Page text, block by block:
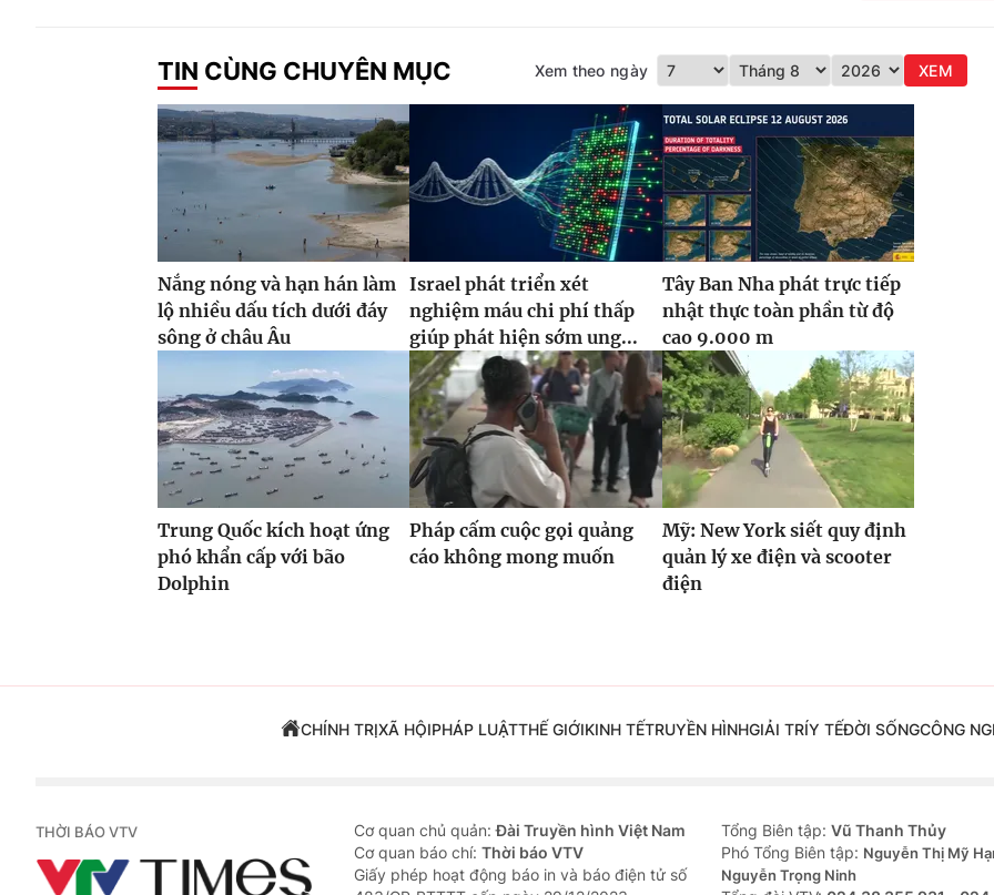
TIN CÙNG CHUYÊN MỤC Xem theo ngày XEM
Nắng nóng và hạn hán làm
lộ nhiều dấu tích dưới đáy
sông ở châu Âu
Israel phát triển xét
nghiệm máu chi phí thấp
giúp phát hiện sớm ung...
Tây Ban Nha phát trực tiếp
nhật thực toàn phần từ độ
cao 9.000 m
Trung Quốc kích hoạt ứng
phó khẩn cấp với bão
Dolphin
Pháp cấm cuộc gọi quảng
cáo không mong muốn
Mỹ: New York siết quy định
quản lý xe điện và scooter
điện
CHÍNH TRỊXÃ HỘIPHÁP LUẬTTHẾ GIỚIKINH TẾTRUYỀN HÌNHGIẢI TRÍY TẾĐỜI SỐNGCÔNG
THỜI BÁO VTV Cơ quan chủ quản:Đài Truyền hình Việt Nam
Cơ quan báo chí: Thời báo VTV
Giấy phép hoạt động báo in và báo điện tử số
Tổng Biên tập: Vũ Thanh Thủy
Phó Tổng Biên tập: Nguyễn Thị Mỹ
Nguyễn Trọng Ninh